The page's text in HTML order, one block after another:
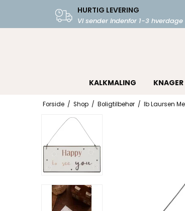
HURTIG LEVERING
Vi sender indenfor 1-3 hverdage
KALKMALING KNAGER
Forside / Shop / Boligtilbehør / Ib Laursen